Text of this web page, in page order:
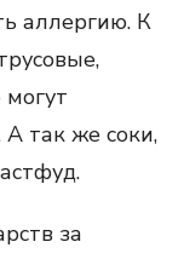
аллергию. К
так же соки,
за